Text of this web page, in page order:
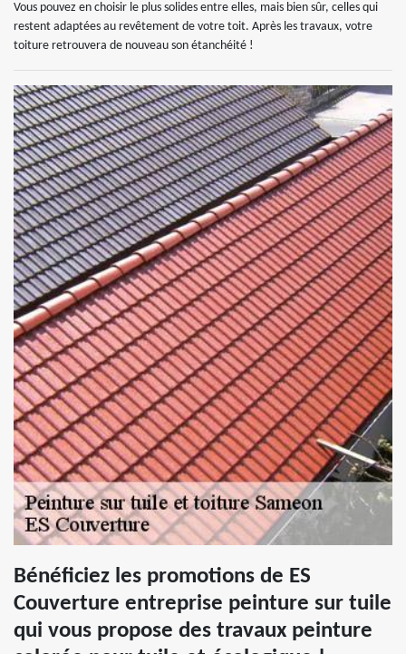
Vous pouvez en choisir le plus solides entre elles, mais bien sûr, celles qui
restent adaptées au revêtement de votre toit. Après les travaux, votre
toiture retrouvera de nouveau son étanchéité !
Bénéficiez les promotions de ES
Couverture entreprise peinture sur tuile
qui vous propose des travaux peinture